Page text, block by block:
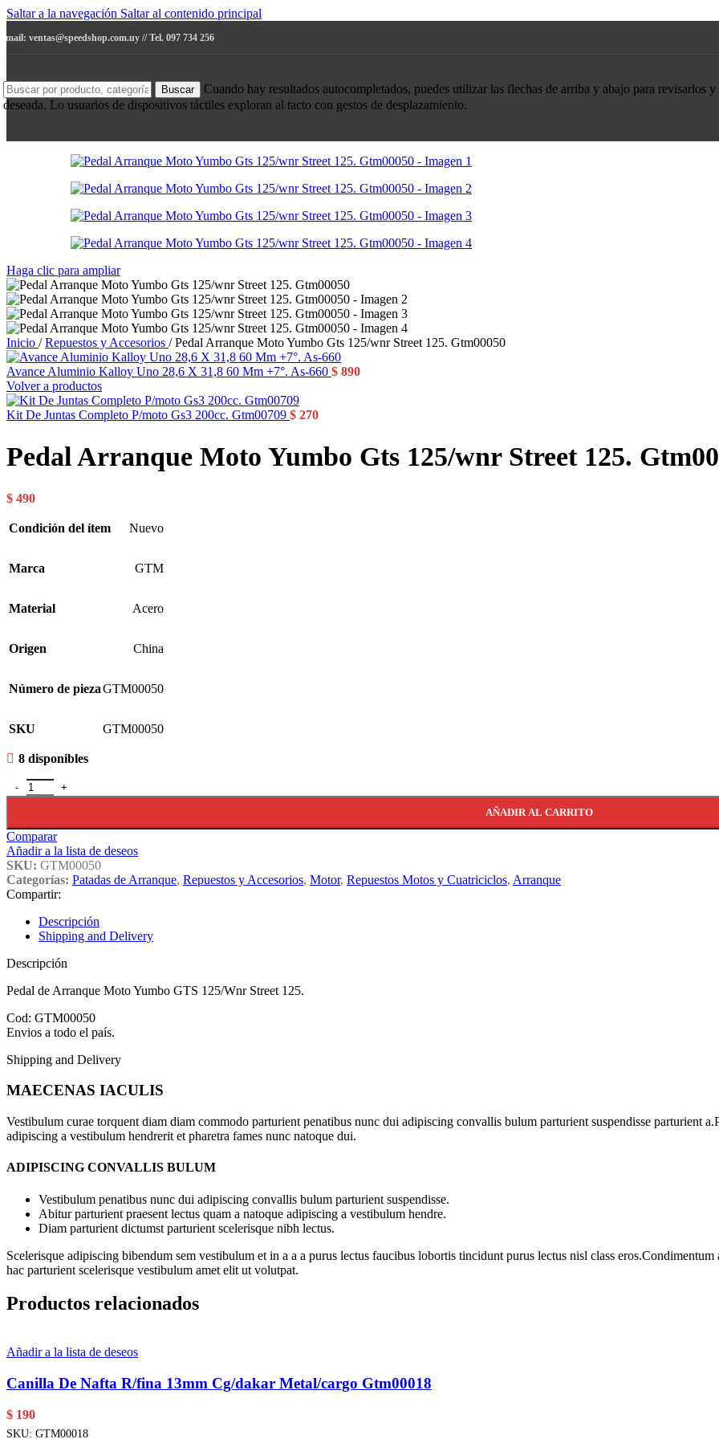
Saltar a la navegación Saltar al contenido principal
mail: ventas@speedshop.com.uy // Tel. 097 734 256
Buscar
Cuando hay resultados autocompletados, puedes utilizar las flechas de arriba y abajo para revisarlos
deseada. Lo usuarios de dispositivos táctiles exploran al tacto con gestos de desplazamiento.
Haga clic para ampliar
Inicio / Repuestos y Accesorios / Pedal Arranque Moto Yumbo Gts 125/wnr Street 125. Gtm00050
Avance Aluminio Kalloy Uno 28,6 X 31,8 60 Mm +7°. As-660 $ 890
Volver a productos
Kit De Juntas Completo P/moto Gs3 200cc. Gtm00709 $ 270
Pedal Arranque Moto Yumbo Gts 125/wnr Street 125.
$ 490
Condición del ítem Nuevo
Marca GTM
Material Acero
Origen China
Número de piezaGTM00050
SKU GTM00050
8 disponibles
Pedal Arranque Moto Yumbo Gts 125/wnr Street 125. Gtm00050 cantidad
AÑADIR AL CARRITO
Comparar
Añadir a la lista de deseos
SKU: GTM00050
Categorías: Patadas de Arranque, Repuestos y Accesorios, Motor, Repuestos Motos y Cuatriciclos, Arranque
Compartir:
Descripción
Shipping and Delivery
Descripción
Pedal de Arranque Moto Yumbo GTS 125/Wnr Street 125.
Cod: GTM00050
Envios a todo el país.
Shipping and Delivery
MAECENAS IACULIS
Vestibulum curae torquent diam diam commodo parturient penatibus nunc dui adipiscing convallis bulum parturient suspendisse parturient
adipiscing a vestibulum hendrerit et pharetra fames nunc natoque dui.
ADIPISCING CONVALLIS BULUM
Vestibulum penatibus nunc dui adipiscing convallis bulum parturient suspendisse.
Abitur parturient praesent lectus quam a natoque adipiscing a vestibulum hendre.
Diam parturient dictumst parturient scelerisque nibh lectus.
Scelerisque adipiscing bibendum sem vestibulum et in a a a purus lectus faucibus lobortis tincidunt purus lectus nisl class
hac parturient scelerisque vestibulum amet elit ut volutpat.
Productos relacionados
Añadir a la lista de deseos
Canilla De Nafta R/fina 13mm Cg/dakar Metal/cargo Gtm00018
$ 190
SKU: GTM00018